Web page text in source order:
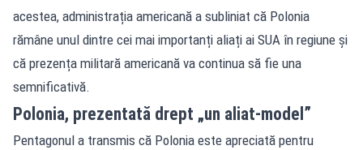
acestea, administrația americană a subliniat că Polonia
rămâne unul dintre cei mai importanți aliați ai SUA în regiune și
că prezența militară americană va continua să fie una
semnificativă.
Polonia, prezentată drept „un aliat-model”
Pentagonul a transmis că Polonia este apreciată pentru